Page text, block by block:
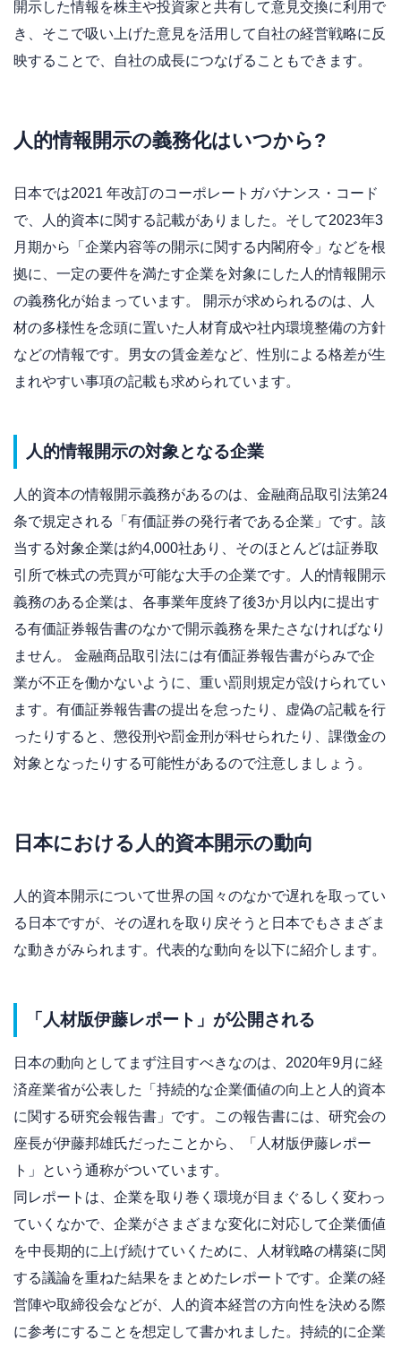
開示した情報を株主や投資家と共有して意見交換に利用で
き、そこで吸い上げた意見を活用して自社の経営戦略に反
映することで、自社の成長につなげることもできます。
人的情報開示の義務化はいつから?
日本では2021 年改訂のコーポレートガバナンス・コード
で、人的資本に関する記載がありました。そして2023年3
月期から「企業内容等の開示に関する内閣府令」などを根
拠に、一定の要件を満たす企業を対象にした人的情報開示
の義務化が始まっています。 開示が求められるのは、人
材の多様性を念頭に置いた人材育成や社内環境整備の方針
などの情報です。男女の賃金差など、性別による格差が生
まれやすい事項の記載も求められています。
人的情報開示の対象となる企業
人的資本の情報開示義務があるのは、金融商品取引法第24
条で規定される「有価証券の発行者である企業」です。該
当する対象企業は約4,000社あり、そのほとんどは証券取
引所で株式の売買が可能な大手の企業です。人的情報開示
義務のある企業は、各事業年度終了後3か月以内に提出す
る有価証券報告書のなかで開示義務を果たさなければなり
ません。 金融商品取引法には有価証券報告書がらみで企
業が不正を働かないように、重い罰則規定が設けられてい
ます。有価証券報告書の提出を怠ったり、虚偽の記載を行
ったりすると、懲役刑や罰金刑が科せられたり、課徴金の
対象となったりする可能性があるので注意しましょう。
日本における人的資本開示の動向
人的資本開示について世界の国々のなかで遅れを取ってい
る日本ですが、その遅れを取り戻そうと日本でもさまざま
な動きがみられます。代表的な動向を以下に紹介します。
「人材版伊藤レポート」が公開される
日本の動向としてまず注目すべきなのは、2020年9月に経
済産業省が公表した「持続的な企業価値の向上と人的資本
に関する研究会報告書」です。この報告書には、研究会の
座長が伊藤邦雄氏だったことから、「人材版伊藤レポー
ト」という通称がついています。
同レポートは、企業を取り巻く環境が目まぐるしく変わっ
ていくなかで、企業がさまざまな変化に対応して企業価値
を中長期的に上げ続けていくために、人材戦略の構築に関
する議論を重ねた結果をまとめたレポートです。企業の経
営陣や取締役会などが、人的資本経営の方向性を決める際
に参考にすることを想定して書かれました。持続的に企業